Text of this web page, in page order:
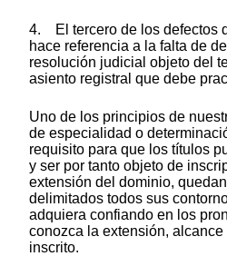
4. El tercero de los defectos
hace referencia a la falta de
resolución judicial objeto del
asiento registral que debe
Uno de los principios de
de especialidad o
requisito para que los títulos
y ser por tanto objeto de
extensión del dominio,
delimitados todos sus
adquiera confiando en los
conozca la extensión,
inscrito.